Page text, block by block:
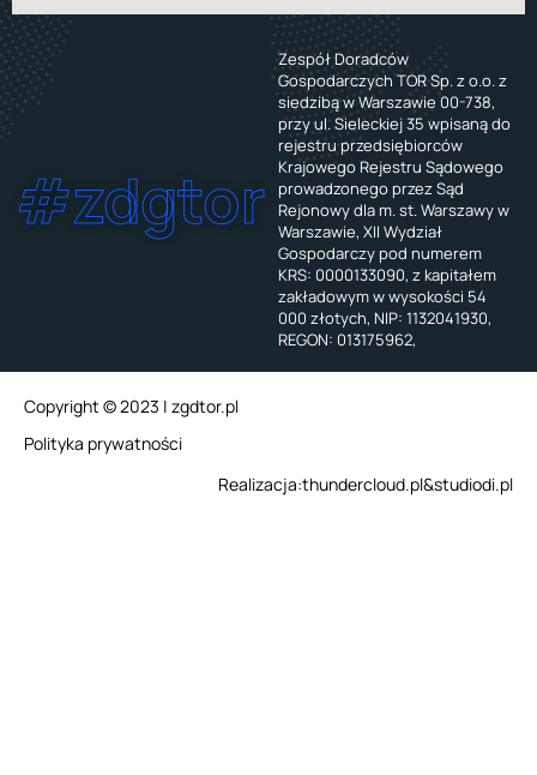
#zdgtor
Zespół Doradców
Gospodarczych TOR Sp. z o.o. z
siedzibą w Warszawie 00-738,
przy ul. Sieleckiej 35 wpisaną do
rejestru przedsiębiorców
Krajowego Rejestru Sądowego
prowadzonego przez Sąd
Rejonowy dla m. st. Warszawy w
Warszawie, XII Wydział
Gospodarczy pod numerem
KRS: 0000133090, z kapitałem
zakładowym w wysokości 54
000 złotych, NIP: 1132041930,
REGON: 013175962,
Copyright © 2023 | zgdtor.pl
Polityka prywatności
studiodi.pl
&
thundercloud.pl
Realizacja: